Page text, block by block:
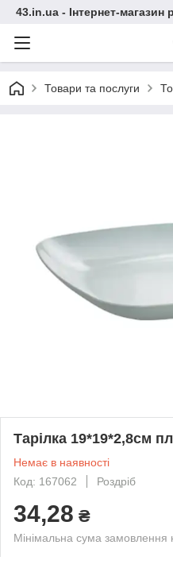
43.in.ua - Інтернет-
Товари та послуги
Тарілка 19*19*2,8см
Немає в наявності
Код: 167062
Роздріб
34,28 ₴
Мінімальна сума замовлення